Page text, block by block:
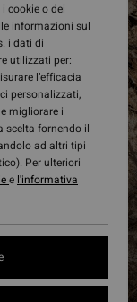
cookie o dei
informazioni sul
i dati di
utilizzati per:
l’efficacia
personalizzati,
migliorare i
scelta fornendo il
ad altri tipi
Per ulteriori
e l'informativa